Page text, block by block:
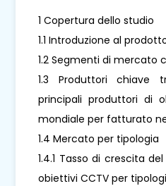
1 Copertura dello studio
1.1 Introduzione al
1.2 Segmenti di mercato
1.3 Produttori chiave
principali produttori di
mondiale per fatturato
1.4 Mercato per tipologia
1.4.1 Tasso di crescita
obiettivi CCTV per